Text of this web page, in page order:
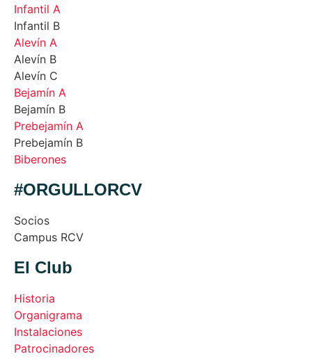
Infantil A
Infantil B
Alevín A
Alevín B
Alevín C
Bejamín A
Bejamín B
Prebejamín A
Prebejamín B
Biberones
#ORGULLORCV
Socios
Campus RCV
El Club
Historia
Organigrama
Instalaciones
Patrocinadores